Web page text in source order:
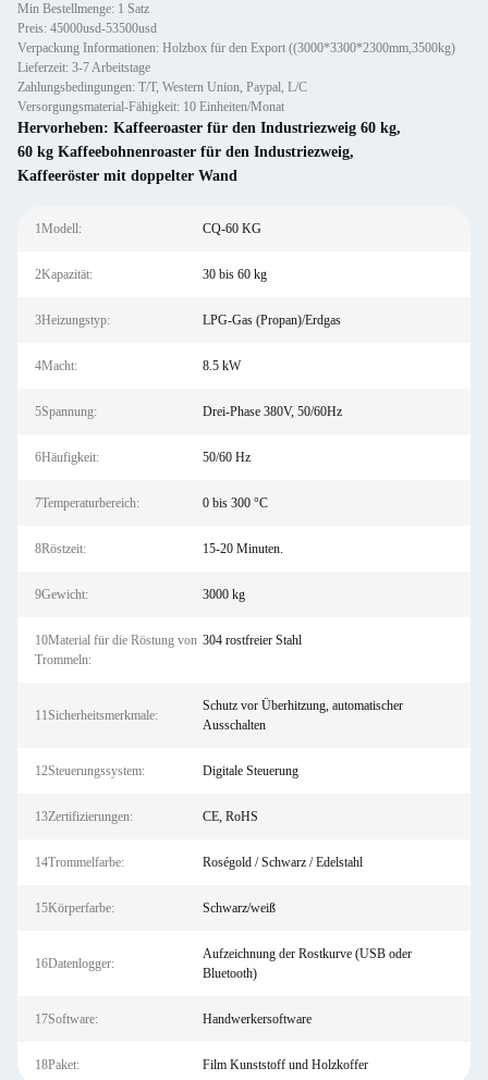
Min Bestellmenge: 1 Satz
Preis: 45000usd-53500usd
Verpackung Informationen: Holzbox für den Export ((3000*3300*2300mm,3500kg)
Lieferzeit: 3-7 Arbeitstage
Zahlungsbedingungen: T/T, Western Union, Paypal, L/C
Versorgungsmaterial-Fähigkeit: 10 Einheiten/Monat
Hervorheben: Kaffeeroaster für den Industriezweig 60 kg,
60 kg Kaffeebohnenroaster für den Industriezweig,
Kaffeeröster mit doppelter Wand
1Modell: CQ-60 KG
2Kapazität: 30 bis 60 kg
3Heizungstyp: LPG-Gas (Propan)/Erdgas
4Macht: 8.5 kW
5Spannung: Drei-Phase 380V, 50/60Hz
6Häufigkeit: 50/60 Hz
7Temperaturbereich: 0 bis 300 °C
8Röstzeit: 15-20 Minuten.
9Gewicht: 3000 kg
10Material für die Röstung von
Trommeln:
304 rostfreier Stahl
11Sicherheitsmerkmale:
Schutz vor Überhitzung, automatischer
Ausschalten
12Steuerungssystem: Digitale Steuerung
13Zertifizierungen: CE, RoHS
14Trommelfarbe: Roségold / Schwarz / Edelstahl
15Körperfarbe: Schwarz/weiß
16Datenlogger:
Aufzeichnung der Rostkurve (USB oder
Bluetooth)
17Software: Handwerkersoftware
18Paket: Film Kunststoff und Holzkoffer